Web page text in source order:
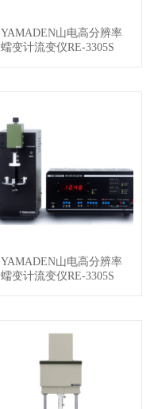
查看详情
YAMADEN山电高分辨率
蠕变计流变仪RE-3305S
查看详情
YAMADEN山电高分辨率
蠕变计流变仪RE-3305S